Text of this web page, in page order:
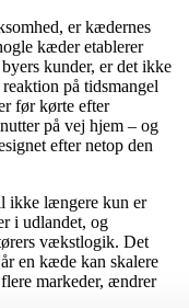
er kædernes
kæder etablerer
kunder, er det ikke
på tidsmangel
før kørte efter
på vej hjem – og
efter netop den
ikke længere kun er
i udlandet, og
vækstlogik. Det
en kæde kan skalere
markeder, ændrer